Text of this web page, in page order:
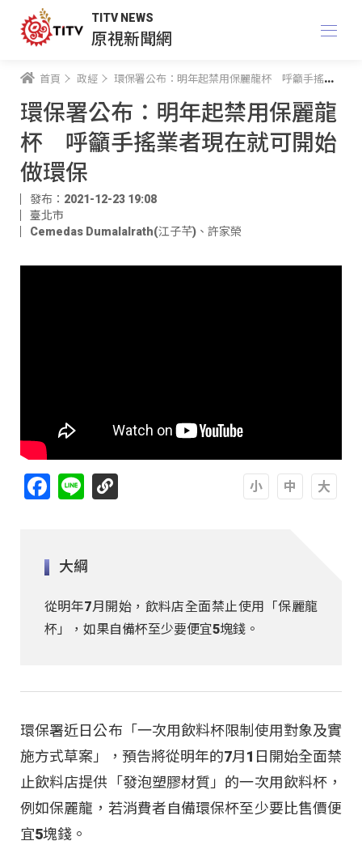
TITV NEWS
原視新聞網
首頁 政經 環保署公布：明年起禁用保麗龍杯 呼籲手搖業者現在就可開始做環保
環保署公布：明年起禁用保麗龍
杯 呼籲手搖業者現在就可開始
做環保
發布：2021-12-23 19:08
臺北市
Cemedas Dumalalrath(江子芊) 、 許家榮
Facebook
Line
大綱
從明年7月開始，飲料店全面禁止使用「保麗龍
杯」，如果自備杯至少要便宜5塊錢。
環保署近日公布「一次用飲料杯限制使用對象及實
施方式草案」，預告將從明年的7月1日開始全面禁
止飲料店提供「發泡塑膠材質」的一次用飲料杯，
例如保麗龍，若消費者自備環保杯至少要比售價便
宜5塊錢。